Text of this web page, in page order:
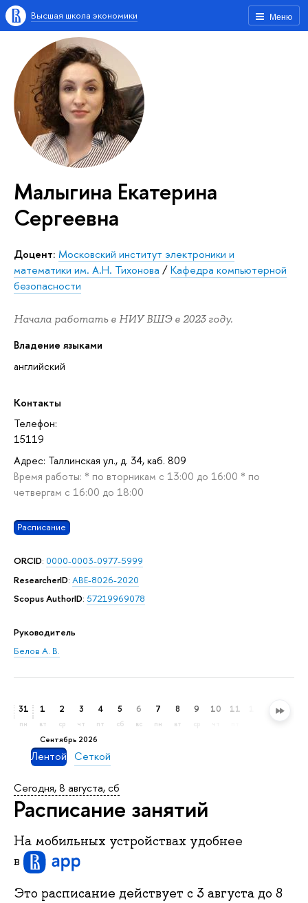
Меню
Высшая школа экономики
Малыгина Екатерина
Сергеевна
Доцент: Московский институт электроники и
математики им. А.Н. Тихонова /Кафедра компьютерной
безопасности
Начала работать в НИУ ВШЭ в 2023 году.
Владение языками
английский
Контакты
Телефон:
15119
Адрес: Таллинская ул., д. 34, каб. 809
Время работы: * по вторникам с 13:00 до 16:00 * по
четвергам с 16:00 до 18:00
Расписание
ORCID: 0000-0003-0977-5999
ResearcherID: ABE-8026-2020
Scopus AuthorID: 57219969078
Руководитель
Белов А. В.
31
пн
сентябрь 2026
1
вт
2
ср
3
чт
4
пт
5
сб
6
вс
7
пн
8
вт
9 10 11 13
Лентой Сеткой
Сегодня, 8 августа, сб
Расписание занятий
На мобильных устройствах удобнее
в
Это расписание действует c 3 августа до 8